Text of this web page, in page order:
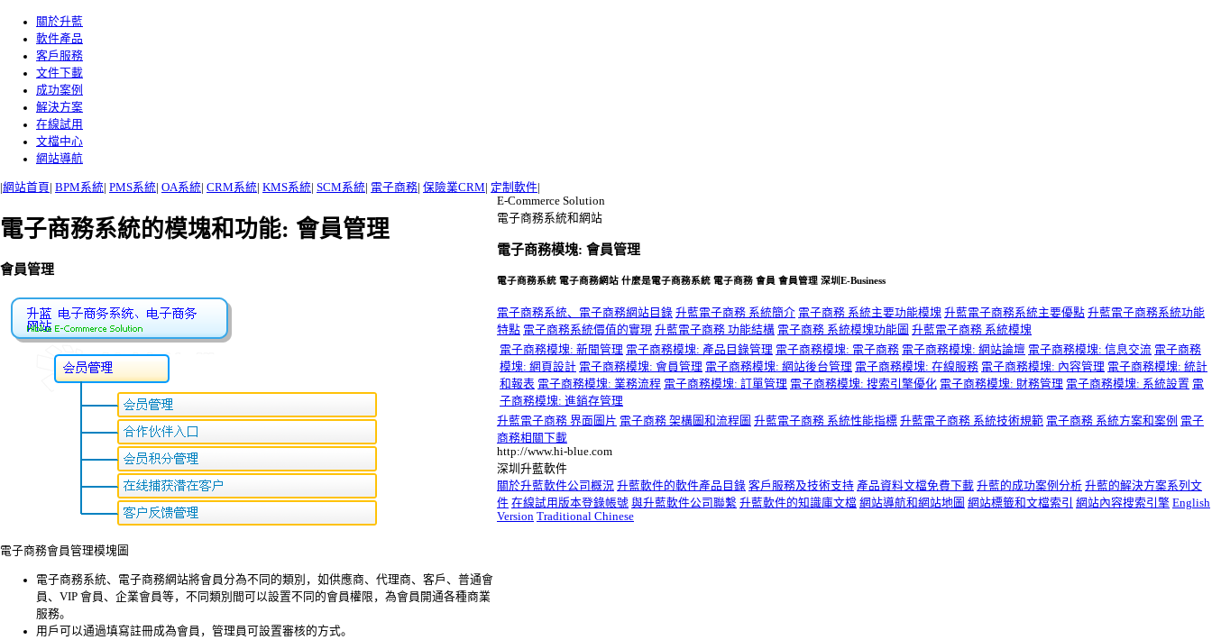
關於升藍
軟件產品
客戶服務
文件下載
成功案例
解決方案
在線試用
文檔中心
網站導航
|網站首頁| BPM系統| PMS系統| OA系統| CRM系統| KMS系統| SCM系統| 電子商務| 保險業CRM| 定制軟件|
電子商務系統的模塊和功能: 會員管理
會員管理
電子商務會員管理模塊圖
電子商務系統、電子商務網站將會員分為不同的類別，如供應商、代理商、客戶、普通會
員、VIP 會員、企業會員等，不同類別間可以設置不同的會員權限，為會員開通各種商業
服務。
用戶可以通過填寫註冊成為會員，管理員可設置審核的方式。
E-Commerce Solution
電子商務系統和網站
電子商務模塊: 會員管理
電子商務系統 電子商務網站 什麼是電子商務系統 電子商務 會員 會員管理 深圳E-Business
電子商務系統、電子商務網站目錄 升藍電子商務 系統簡介 電子商務 系統主要功能模塊 升藍電子商務系統主要優點 升藍電子商務系統功能
特點 電子商務系統價值的實現 升藍電子商務 功能結構 電子商務 系統模塊功能圖 升藍電子商務 系統模塊
電子商務模塊: 新聞管理 電子商務模塊: 產品目錄管理 電子商務模塊: 電子商務 電子商務模塊: 網站論壇 電子商務模塊: 信息交流 電子商務
模塊: 網頁設計 電子商務模塊: 會員管理 電子商務模塊: 網站後台管理 電子商務模塊: 在線服務 電子商務模塊: 內容管理 電子商務模塊: 統計
和報表 電子商務模塊: 業務流程 電子商務模塊: 訂單管理 電子商務模塊: 搜索引擎優化 電子商務模塊: 財務管理 電子商務模塊: 系統設置 電
子商務模塊: 進銷存管理
升藍電子商務 界面圖片 電子商務 架構圖和流程圖 升藍電子商務 系統性能指標 升藍電子商務 系統技術規範 電子商務 系統方案和案例 電子
商務相關下載
http://www.hi-blue.com
深圳升藍軟件
關於升藍軟件公司概況 升藍軟件的軟件產品目錄 客戶服務及技術支持 產品資料文檔免費下載 升藍的成功案例分析 升藍的解決方案系列文
件 在線試用版本登錄帳號 與升藍軟件公司聯繫 升藍軟件的知識庫文檔 網站導航和網站地圖 網站標籤和文檔索引 網站內容搜索引擎 English
Version Traditional Chinese